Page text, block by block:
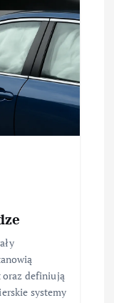
oraz definiują
systemy